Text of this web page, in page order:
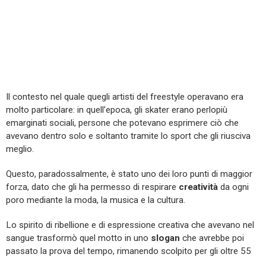
Il contesto nel quale quegli artisti del freestyle operavano era
molto particolare: in quell’epoca, gli skater erano perlopiù
emarginati sociali, persone che potevano esprimere ciò che
avevano dentro solo e soltanto tramite lo sport che gli riusciva
meglio.
Questo, paradossalmente, è stato uno dei loro punti di maggior
forza, dato che gli ha permesso di respirare creatività da ogni
poro mediante la moda, la musica e la cultura.
Lo spirito di ribellione e di espressione creativa che avevano nel
sangue trasformò quel motto in uno slogan che avrebbe poi
passato la prova del tempo, rimanendo scolpito per gli oltre 55